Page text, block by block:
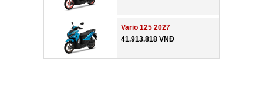
Vario 125 2027
41.913.818 VNĐ